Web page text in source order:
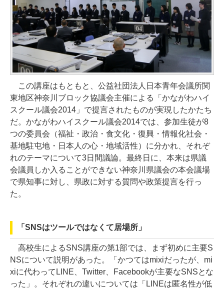
この講座はもともと、公益社団法人日本青年会議所関
東地区神奈川ブロック協議会主催による「かながわハイ
スクール議会2014」で提言されたものが実現したかたち
だ。かながわハイスクール議会2014では、参加生徒が8
つの委員会（福祉・政治・食文化・復興・情報化社会・
基地駐屯地・日本人の心・地域活性）に分かれ、それぞ
れのテーマについて3日間議論。最終日に、本来は県議
会議員しか入ることができない神奈川県議会の本会議場
で県知事に対し、県政に対する質問や政策提言を行っ
た。
「SNSはツールではなくて居場所」
高校生によるSNS講座の第1部では、まず初めに主要S
NSについて説明があった。「かつてはmixiだったが、mi
xiに代わってLINE、Twitter、Facebookが主要なSNSとな
った」。それぞれの違いについては「LINEは匿名性が低